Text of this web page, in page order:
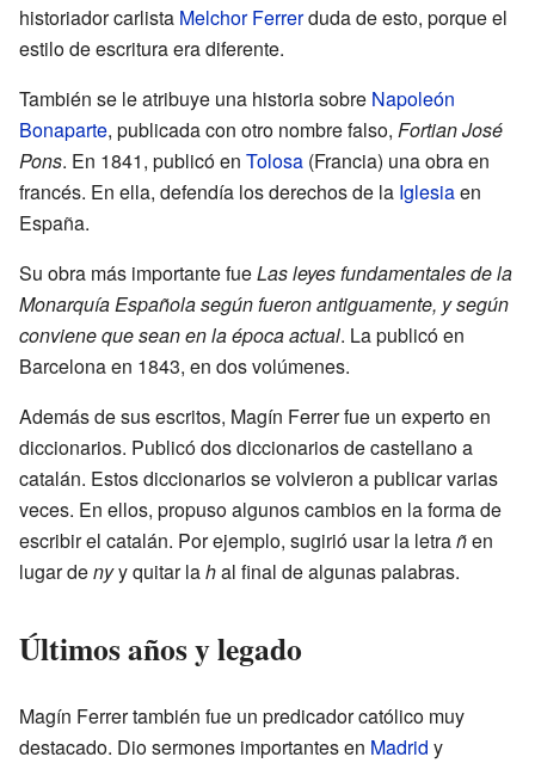
historiador carlista Melchor Ferrerduda de esto, porque el
estilo de escritura era diferente.
También se le atribuye una historia sobre Napoleón
Bonaparte, publicada con otro nombre falso, Fortian José
Pons. En 1841, publicó en Tolosa (Francia) una obra en
francés. En ella, defendía los derechos de la Iglesiaen
España.
Su obra más importante fueLas leyes fundamentales de la
Monarquía Española según fueron antiguamente, y según
conviene que sean en la época actual. La publicó en
Barcelona en 1843, en dos volúmenes.
Además de sus escritos, Magín Ferrer fue un experto en
diccionarios. Publicó dos diccionarios de castellano a
catalán. Estos diccionarios se volvieron a publicar varias
veces. En ellos, propuso algunos cambios en la forma de
escribir el catalán. Por ejemplo, sugirió usar la letrañen
lugar denyy quitar lahal final de algunas palabras.
Últimos años y legado
Magín Ferrer también fue un predicador católico muy
destacado. Dio sermones importantes en Madrid y